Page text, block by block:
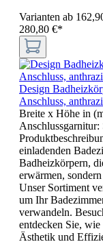
Varianten ab
280,80 €*
Design
Anschluss,
Breite x Höhe in
Anschlussgarnitur:
einladenden
Badheizkörpern,
erwärmen,
Unser Sortiment
um Ihr
verwandeln.
entdecken Sie,
Ästhetik und